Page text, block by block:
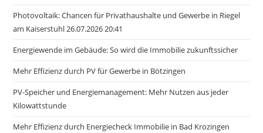
Photovoltaik: Chancen für Privathaushalte und Gewerbe in Riegel
am Kaiserstuhl 26.07.2026 20:41
Energiewende im Gebäude: So wird die Immobilie zukunftssicher
Mehr Effizienz durch PV für Gewerbe in Bötzingen
PV-Speicher und Energiemanagement: Mehr Nutzen aus jeder
Kilowattstunde
Mehr Effizienz durch Energiecheck Immobilie in Bad Krozingen